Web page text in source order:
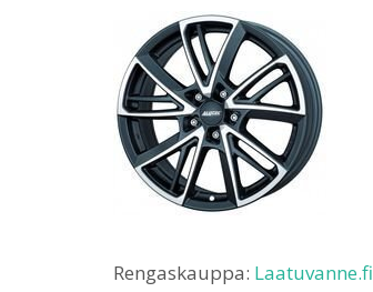
Rengaskauppa: Laatuvanne.fi